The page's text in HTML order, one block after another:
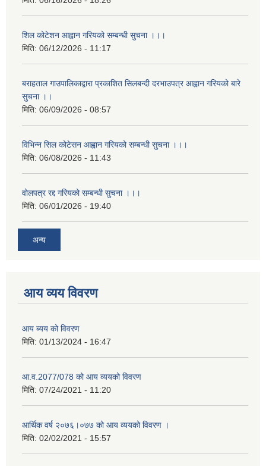
शिल कोटेशन आह्वान गरियको सम्बन्धी सुचना ।।।
मिति: 06/12/2026 - 11:17
बराहताल गाउपालिकाद्वारा प्रकाशित सिलबन्दी दरभाउपत्र आह्वान गरियको बारे
सुचना ।।
मिति: 06/09/2026 - 08:57
विभिन्न सिल कोटेसन आह्वान गरियको सम्बन्धी सुचना ।।।
मिति: 06/08/2026 - 11:43
वोलपत्र रद्द गरियको सम्बन्धी सुचना ।।।
मिति: 06/01/2026 - 19:40
अन्य
आय व्यय विवरण
आय ब्यय को विवरण
मिति: 01/13/2024 - 16:47
आ.व.2077/078 को आय व्ययको विवरण
मिति: 07/24/2021 - 11:20
आर्थिक वर्ष २०७६।०७७ को आय व्ययको विवरण ।
मिति: 02/02/2021 - 15:57